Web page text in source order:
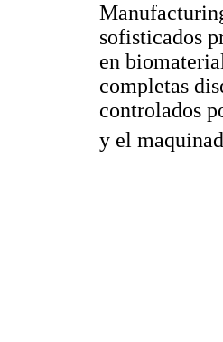
sofisticados
en
completas
controlados
y el